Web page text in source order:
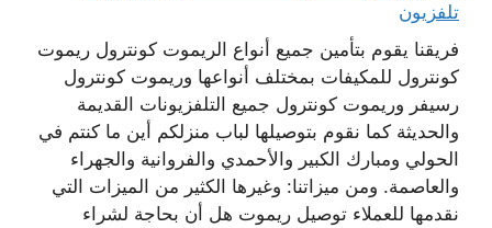
تلفزيون
فريقنا يقوم بتأمين جميع أنواع الريموت كونترول ريموت
كونترول للمكيفات بمختلف أنواعها وريموت كونترول
رسيفر وريموت كونترول جميع التلفزيونات القديمة
والحديثة كما نقوم بتوصيلها لباب منزلكم أين ما كنتم في
الحولي ومبارك الكبير والأحمدي والفروانية والجهراء
والعاصمة. ومن ميزاتنا: وغيرها الكثير من الميزات التي
نقدمها للعملاء توصيل ريموت هل أن بحاجة لشراء